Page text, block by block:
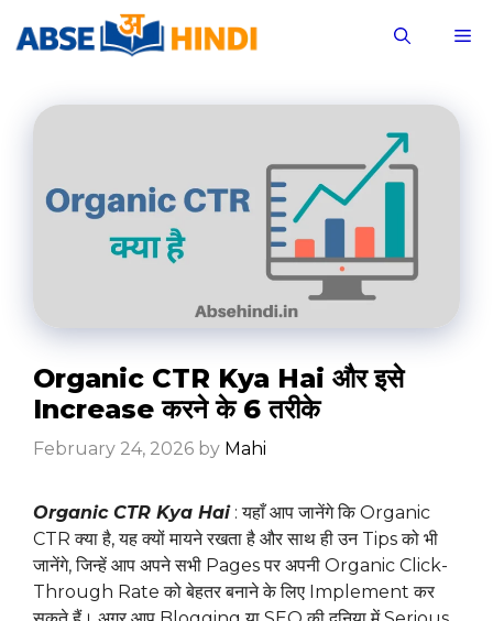
Organic CTR Kya Hai और इसे
Increase करने के 6 तरीके
February 24, 2026 by Mahi
Organic CTR Kya Hai: यहाँ आप जानेंगे कि Organic
CTR क्या है, यह क्यों मायने रखता है और साथ ही उन Tips को भी
जानेंगे, जिन्हें आप अपने सभी Pages पर अपनी Organic Click-
Through Rate को बेहतर बनाने के लिए Implement कर